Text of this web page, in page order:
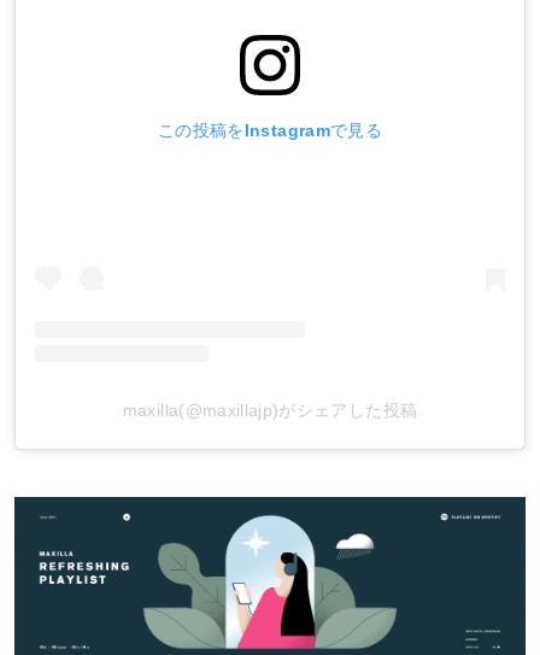
この投稿をInstagramで見る
maxilla(@maxillajp)がシェアした投稿